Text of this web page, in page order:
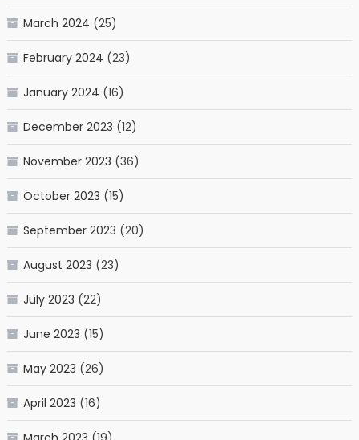
March 2024 (25)
February 2024 (23)
January 2024 (16)
December 2023 (12)
November 2023 (36)
October 2023 (15)
September 2023 (20)
August 2023 (23)
July 2023 (22)
June 2023 (15)
May 2023 (26)
April 2023 (16)